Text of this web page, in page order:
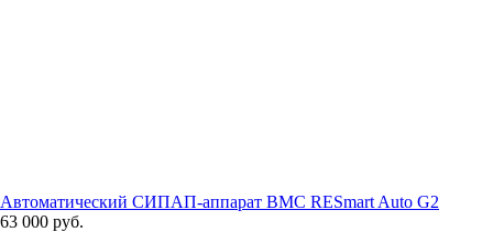
Автоматический СИПАП-аппарат BMC RESmart Auto G2
63 000 руб.